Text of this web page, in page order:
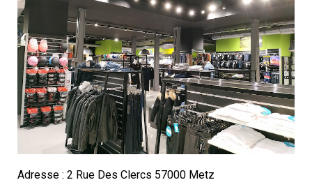
Adresse : 2 Rue Des Clercs 57000 Metz